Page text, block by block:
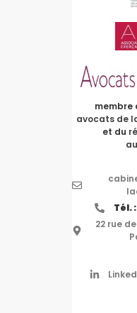
membre
avocats de
et du
Tél.
22 rue